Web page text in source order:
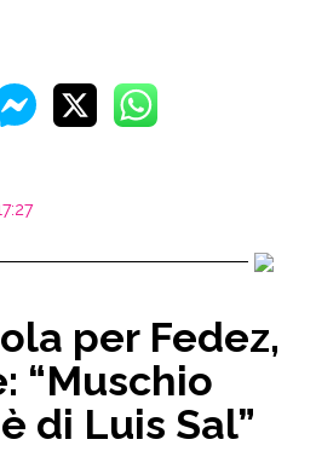
per Fedez,
“Muschio
di Luis Sal”